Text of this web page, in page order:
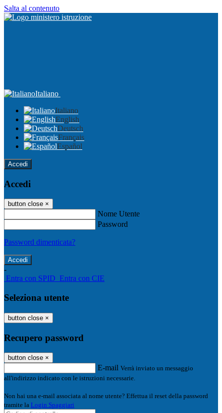
Salta al contenuto
Italiano
Italiano
English
Deutsch
Français
Español
Accedi
Accedi
button close ×
Nome Utente
Password
Password dimenticata?
-
Entra con SPID Entra con CIE
Seleziona utente
button close ×
Recupero password
button close ×
E-mail Verrà inviato un messaggio
all'indirizzo indicato con le istruzioni necessarie.
Non hai una e-mail associata al nome utente? Effettua il reset della password
tramite la Login Spaggiari